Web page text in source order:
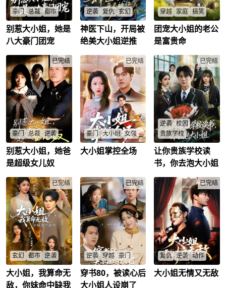
豪门 总裁 都市
海外治眼归来豪门大
姐，查弟弟婚事遇假
媳毁母遗物陷害？谁
逆袭渣女入狱，真爱
小甜闪婚HE！
沈清涵 /沈思泽/
肖安然
别惹大小姐，她是
八大豪门团宠
逆袭 复仇 玄幻
昆仑神医叶枫学成归
来，开局救绝美少女
被逆推？江家血仇、
家产业能否重夺，真
爱甜蜜结局在哪？
叶枫/林幼薇/
神医下山，开局被
绝美大小姐逆推
穿越 家庭 搞笑
穿越脑残短剧成恶
妻，能听心声知老公
富贵命、弟穷鬼命！
败，她逆天宠夫致
富？穷家变首富，傻
眼大结局？
顾望舒/何承烨 /
何景沛/
团宠大小姐的老公
是富贵命
已完结
豪门 总裁 逆袭
女儿奴总裁薛荣轩宠
女狂魔要娶秘书翟娇
娇，大小姐薛橙橙强
合男友设局陷害，反
遭打脸？层层阴谋曝
光，渣女杀人入狱，
谁是最终赢家？
薛荣轩/薛橙橙/
翟娇娇/
别惹大小姐，她爸
是超级女儿奴
已完结
豪门 大小姐 女强
海市林家大小姐林晚
她将死，领养相似的
林苏月作替身。林苏
月获喜爱，林晚棠被
遗忘致死。重生后，
她于林苏月宴会上宣
布归来，打脸绿茶。
而后回收公司搞事
业，遇青梅竹马沈星
野，二人从吵闹到心
意相通，不受挑拨，
终携手相伴。
大小姐掌控全场
已完结
逆袭 校园
贵族学校
身患绝症的叶诚意外
觉醒精彩人生系统，
为治愈绝症，被迫完
当众向学生会长东方
知夏表白，与黑道千
金沈清寒夜宿情侣
房，还邂逅病娇青梅
林白栀、游戏搭子赌
王千金夏童心。在与
各位大小姐的啼笑皆
非的纠缠中，叶诚一
边应对系统的奇葩任
务，一边化解各种危
机，在鸡飞狗跳的校
园生活里，逐渐收获
多位千金的青睐，一
让你贵族学校读
书，你去泡大小姐
已完结
玄幻 都市 逆袭
针灸天才陈玄下山寻
身世，一针醒师爷，
大小姐，我算命无
敌，你妹命中缺我
已完结
逆袭 穿越 豪门
穿书成众叛亲离炮灰
女配？读心术觉醒，
穿书80，被读心后
大小姐人设崩了
已完结
复仇 逆袭 动作
大小姐被卖非洲觉醒
大小姐无情又无敌